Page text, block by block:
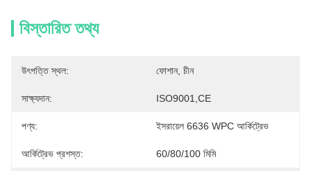
বিস্তারিত তথ্য
উৎপত্তি স্থল: ফোশান, চীন
সাক্ষ্যদান: ISO9001,CE
পণ্য: ইসরায়েল 6636 WPC আর্কিট্রেভ
আর্কিট্রেভ প্রশস্ত: 60/80/100 মিমি